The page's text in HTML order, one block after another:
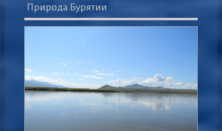
Природа Бурятии